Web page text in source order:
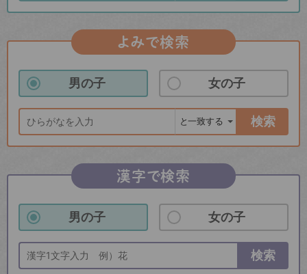
よみで検索
男の子 女の子
検索
漢字で検索
男の子 女の子
検索